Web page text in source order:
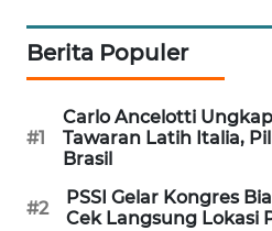
Berita Populer
#1
Carlo Ancelotti
Tawaran Latih Italia,
Brasil
#2
PSSI Gelar Kongres
Cek Langsung Lokasi
NEWS
KARING
JURNAL
MARITIM